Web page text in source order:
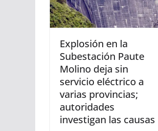
Explosión en la
Subestación Paute
Molino deja sin
servicio eléctrico a
varias provincias;
autoridades
investigan las causas